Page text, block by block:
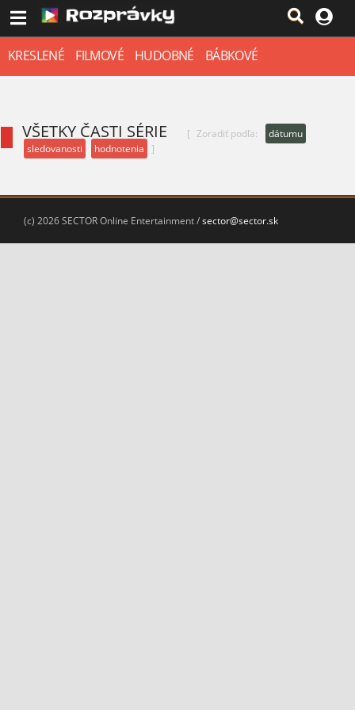
KRESLENÉ FILMOVÉ HUDOBNÉ BÁBKOVÉ
VŠETKY ČASTI SÉRIE [ Zoradiť podľa:
dátumu
sledovanosti
hodnotenia ]
(c) 2026 SECTOR Online Entertainment /sector@sector.sk